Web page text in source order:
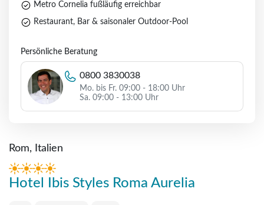
Rom, Italien
Hotel Ibis Styles Roma Aurelia
Metro Cornelia fußläufig erreichbar
Restaurant, Bar & saisonaler Outdoor‑Pool
Persönliche Beratung
0800 3830038
Mo. bis Fr. 09:00 - 18:00 Uhr
Sa. 09:00 - 13:00 Uhr